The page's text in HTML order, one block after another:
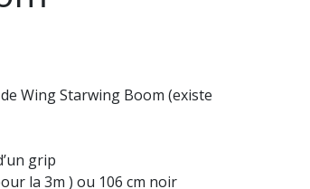
Wing Starwing Boom (existe
grip
la 3m ) ou 106 cm noir